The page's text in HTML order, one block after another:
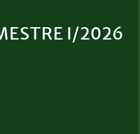
I/2026